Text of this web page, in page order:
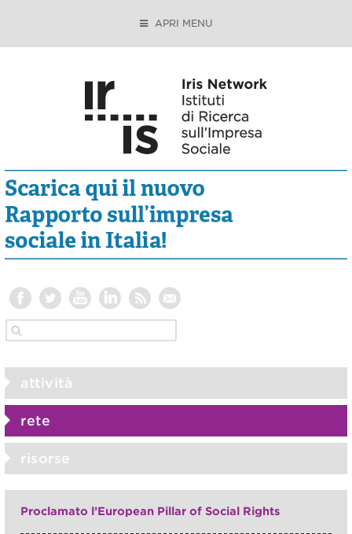
APRI MENU
attività
rete
risorse
Proclamato l’European Pillar of Social Rights